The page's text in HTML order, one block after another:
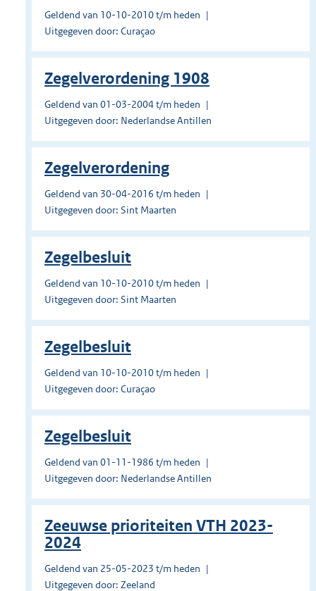
Geldend van 10-10-2010 t/m heden
Uitgegeven door: Curaçao
Zegelverordening 1908
Geldend van 01-03-2004 t/m heden
Uitgegeven door: Nederlandse Antillen
Zegelverordening
Geldend van 30-04-2016 t/m heden
Uitgegeven door: Sint Maarten
Zegelbesluit
Geldend van 10-10-2010 t/m heden
Uitgegeven door: Sint Maarten
Zegelbesluit
Geldend van 10-10-2010 t/m heden
Uitgegeven door: Curaçao
Zegelbesluit
Geldend van 01-11-1986 t/m heden
Uitgegeven door: Nederlandse Antillen
Zeeuwse prioriteiten VTH 2023-
2024
Geldend van 25-05-2023 t/m heden
Uitgegeven door: Zeeland